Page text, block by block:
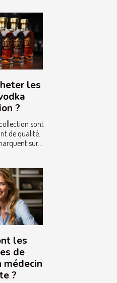
les
?
sont
de qualité.
sur...
les
de
médecin
?